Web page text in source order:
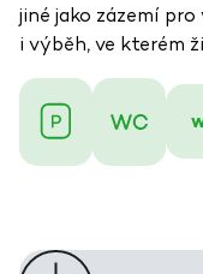
jiné jako zázemí
i výběh, ve kterém